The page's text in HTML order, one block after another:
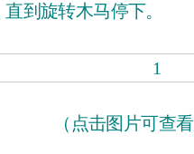
到旋转木马停下。
（点击图片可查看